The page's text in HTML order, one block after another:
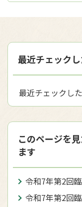
最近チェック
最近チェックし
このページを
ます
令和7年第2回
令和7年第2回